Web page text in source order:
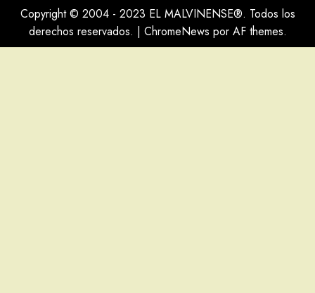
Copyright © 2004 - 2023 EL MALVINENSE®. Todos los
derechos reservados. | ChromeNews por AF themes.